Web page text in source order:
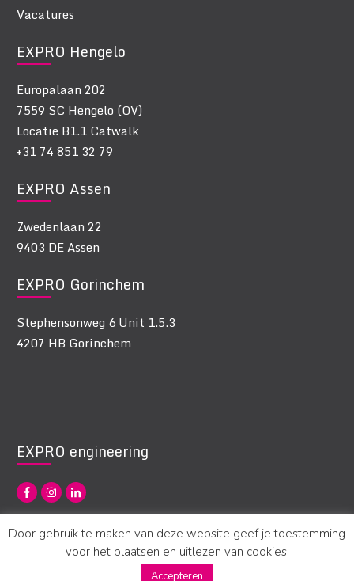
Vacatures
EXPRO Hengelo
Europalaan 202
7559 SC Hengelo (OV)
Locatie B1.1 Catwalk
+31 74 851 32 79
EXPRO Assen
Zwedenlaan 22
9403 DE Assen
EXPRO Gorinchem
Stephensonweg 6 Unit 1.5.3
4207 HB Gorinchem
EXPRO engineering
Door gebruik te maken van deze website geef je toestemming
voor het plaatsen en uitlezen van cookies.
Accepteren